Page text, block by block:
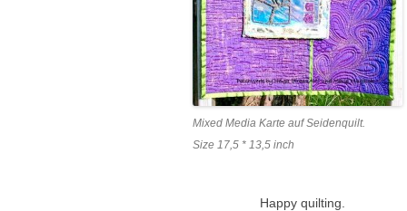
Mixed Media Karte auf Seidenquilt.
Size 17,5 * 13,5 inch
Happy quilting.